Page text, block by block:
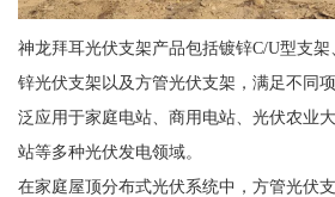
神龙拜耳光伏支架产品包括镀锌C/U型支
锌光伏支架以及方管光伏支架，满足不同
泛应用于家庭电站、商用电站、光伏农业
站等多种光伏发电领域。
在家庭屋顶分布式光伏系统中，方管光伏